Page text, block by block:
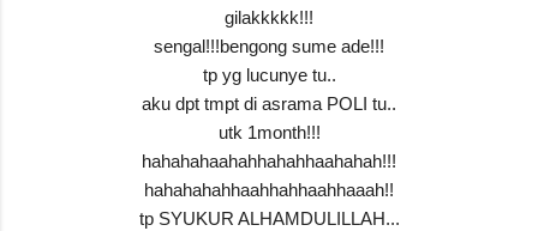
gilakkkkk!!!
sengal!!!bengong sume ade!!!
tp yg lucunye tu..
aku dpt tmpt di asrama POLI tu..
utk 1month!!!
hahahahaahahhahahhaahahah!!!
hahahahahhaahhahhaahhaaah!!
tp SYUKUR ALHAMDULILLAH...